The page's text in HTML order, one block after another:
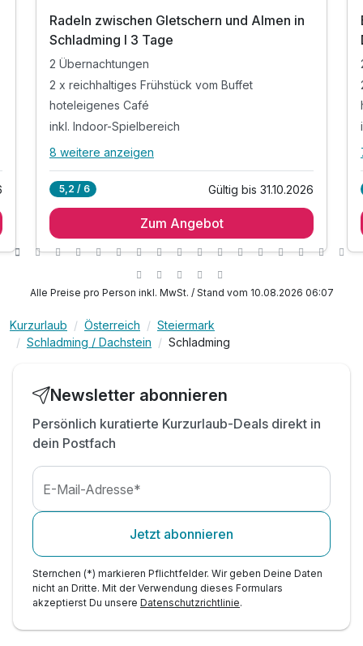
Radeln zwischen Gletschern und Almen in
Schladming I 3 Tage
2 Übernachtungen
2 x reichhaltiges Frühstück vom Buffet
hoteleigenes Café
inkl. Indoor-Spielbereich
Alle Inklusivleistungen
2 x reichhaltiges Frühstück vom Buffet
inkl. hauseigener Wellnessbereich
200 Meter entfernt von der Talstation Planai
inkl. Schladming-Dachstein Sommercard*
-15% Rabatt Radverleih bei Intersport Bachler*
Tipp: Bikepark Schladming
8 weitere anzeigen
5,2 / 6 Gültig bis 31.10.2026
Zum Angebot
Alle Preise pro Person inkl. MwSt. / Stand vom 10.08.2026 06:07
Kurzurlaub Österreich
Steiermark
Schladming / Dachstein
Schladming
Newsletter abonnieren
Persönlich kuratierte Kurzurlaub-Deals direkt in
dein Postfach
E-Mail-Adresse*
Jetzt abonnieren
Sternchen (*) markieren Pflichtfelder. Wir geben Deine Daten
nicht an Dritte. Mit der Verwendung dieses Formulars
akzeptierst Du unsere Datenschutzrichtlinie.